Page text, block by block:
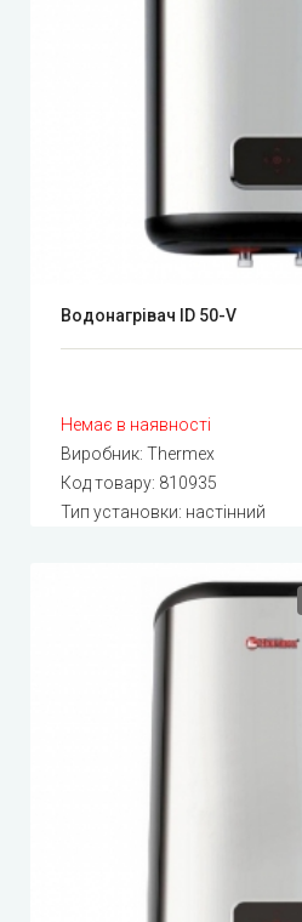
Водонагрівач ID 50-V
Немає в наявності
Виробник: Thermex
Код товару: 810935
Тип установки: настінний